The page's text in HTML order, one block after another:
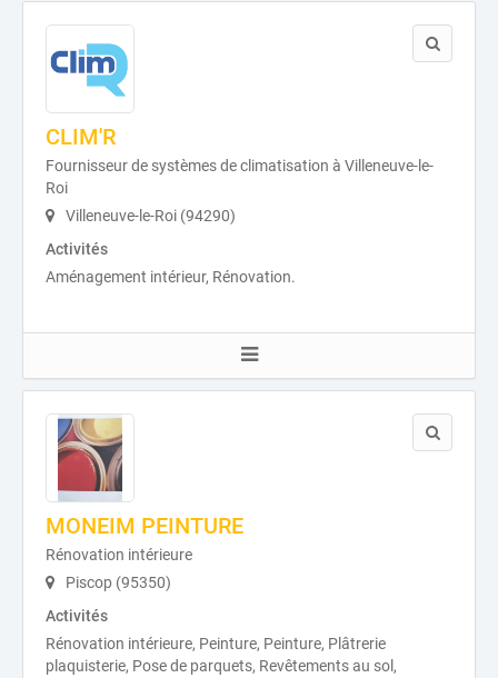
CLIM'R
Fournisseur de systèmes de climatisation à Villeneuve-le-
Roi
Villeneuve-le-Roi (94290)
Activités
Aménagement intérieur, Rénovation.
MONEIM PEINTURE
Rénovation intérieure
Piscop (95350)
Activités
Rénovation intérieure, Peinture, Peinture, Plâtrerie
plaquisterie, Pose de parquets, Revêtements au sol,